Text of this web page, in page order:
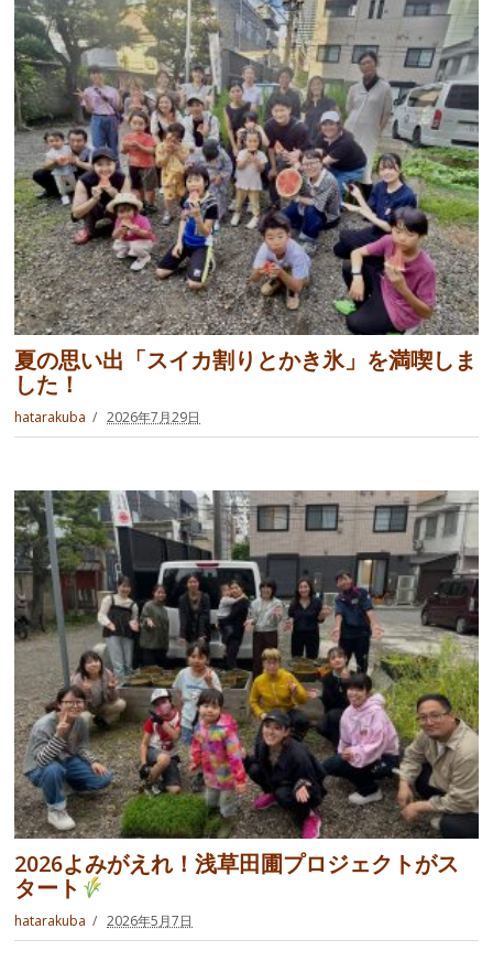
夏の思い出「スイカ割りとかき氷」を満喫しま
した！
hatarakuba 2026年7月29日
2026よみがえれ！浅草田圃プロジェクトがス
タート
hatarakuba 2026年5月7日